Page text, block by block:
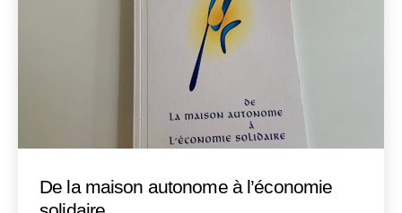
De la maison autonome à l’économie